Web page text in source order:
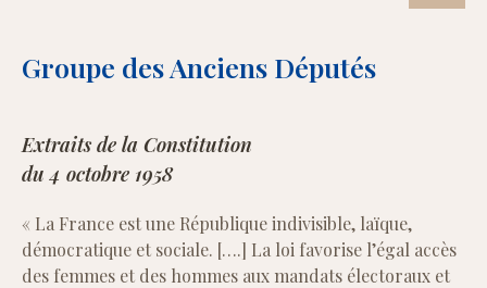
Groupe des Anciens Députés
Extraits de la Constitution
du 4 octobre 1958
« La France est une République indivisible, laïque,
démocratique et sociale. [….] La loi favorise l’égal accès
des femmes et des hommes aux mandats électoraux et